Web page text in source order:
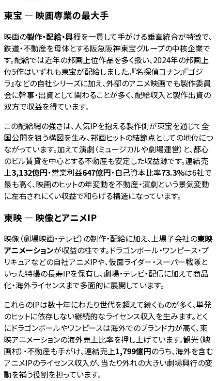
東宝 — 映画専業の最大手
映画の製作・配給・興行を一貫して手がける垂直統合が特徴で、
鉄道・不動産を母体とする阪急阪神東宝グループの中核企業で
す。配給では近年の邦画上位作品を多く扱い、2024年の邦画上
位5作はいずれも東宝が配給しました。『名探偵コナン』『ゴジ
ラ』などの自社シリーズに加え、外部のアニメ映画でも製作委員
会に幹事・出資として関わることが多く、配給収入と製作出資の
双方で収益を得ています。
この配給網の強さは、人気IPを抱える製作側が東宝を通じて全
国公開を狙う構図を生み、邦画ヒットの結節点としての地位につ
ながっています。加えて演劇（ミュージカルや劇場運営）と、都心
のビル賃貸を中心とする不動産も安定した収益源です。連結売
上3,132億円・営業利益647億円・自己資本比率73.3%は6社で
最も高く、映画のヒットの年変動を不動産・演劇という景気変動
に左右されにくい収益で和らげる構造になっています。
東映 — 映像とアニメIP
映像（劇場映画・テレビ）の制作・配給に加え、上場子会社の東映
アニメーションが収益の柱です。ドラゴンボール・ワンピース・プ
リキュアなどの自社アニメIPや、仮面ライダー・スーパー戦隊と
いった特撮の長寿IPを保有し、劇場・テレビ・配信に加えて商品
化・海外ライセンスまで多面的に展開しています。
これらのIPは数十年にわたり世代を超えて続くものが多く、単発
のヒットに依存しない継続的なライセンス収入を生みます。とく
にドラゴンボールやワンピースは海外でのブランド力が高く、東
映アニメーションの海外売上比率を押し上げています。観光（映
画村）・不動産も手がけ、連結売上1,799億円のうち、海外を含む
アニメIPのライセンス収入が、当たり外れの大きい劇場興行の変
動を補う役割を担っています。